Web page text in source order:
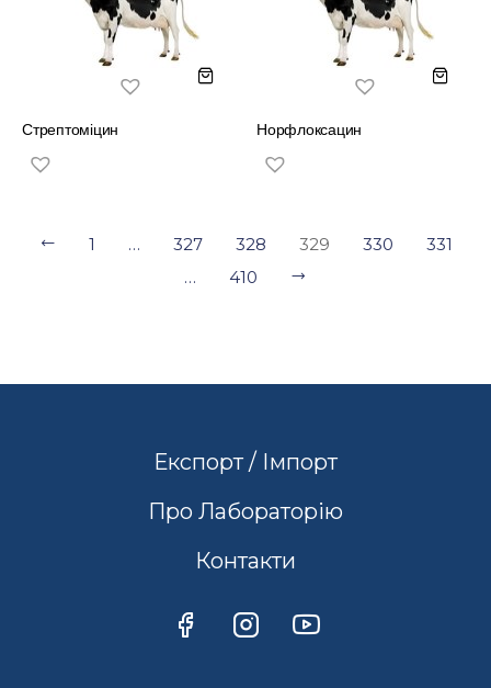
Стрептоміцин Норфлоксацин
1 … 327 328 329 330
331
…
410
Експорт / Імпорт
Про Лабораторію
Контакти